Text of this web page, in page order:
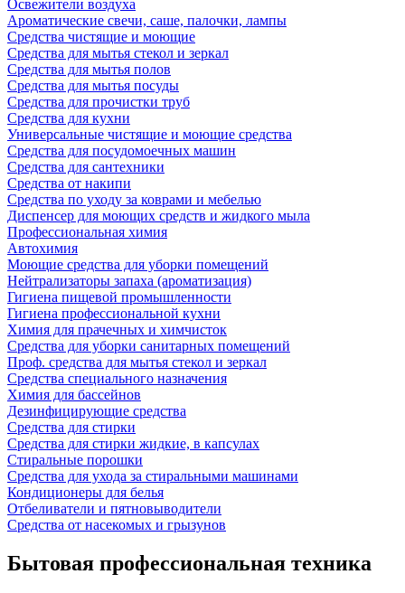
Освежители воздуха
Ароматические свечи, саше, палочки, лампы
Средства чистящие и моющие
Средства для мытья стекол и зеркал
Средства для мытья полов
Средства для мытья посуды
Средства для прочистки труб
Средства для кухни
Универсальные чистящие и моющие средства
Средства для посудомоечных машин
Средства для сантехники
Средства от накипи
Средства по уходу за коврами и мебелью
Диспенсер для моющих средств и жидкого мыла
Профессиональная химия
Автохимия
Моющие средства для уборки помещений
Нейтрализаторы запаха (ароматизация)
Гигиена пищевой промышленности
Гигиена профессиональной кухни
Химия для прачечных и химчисток
Средства для уборки санитарных помещений
Проф. средства для мытья стекол и зеркал
Средства специального назначения
Химия для бассейнов
Дезинфицирующие средства
Средства для стирки
Средства для стирки жидкие, в капсулах
Стиральные порошки
Средства для ухода за стиральными машинами
Кондиционеры для белья
Отбеливатели и пятновыводители
Средства от насекомых и грызунов
Бытовая профессиональная техника